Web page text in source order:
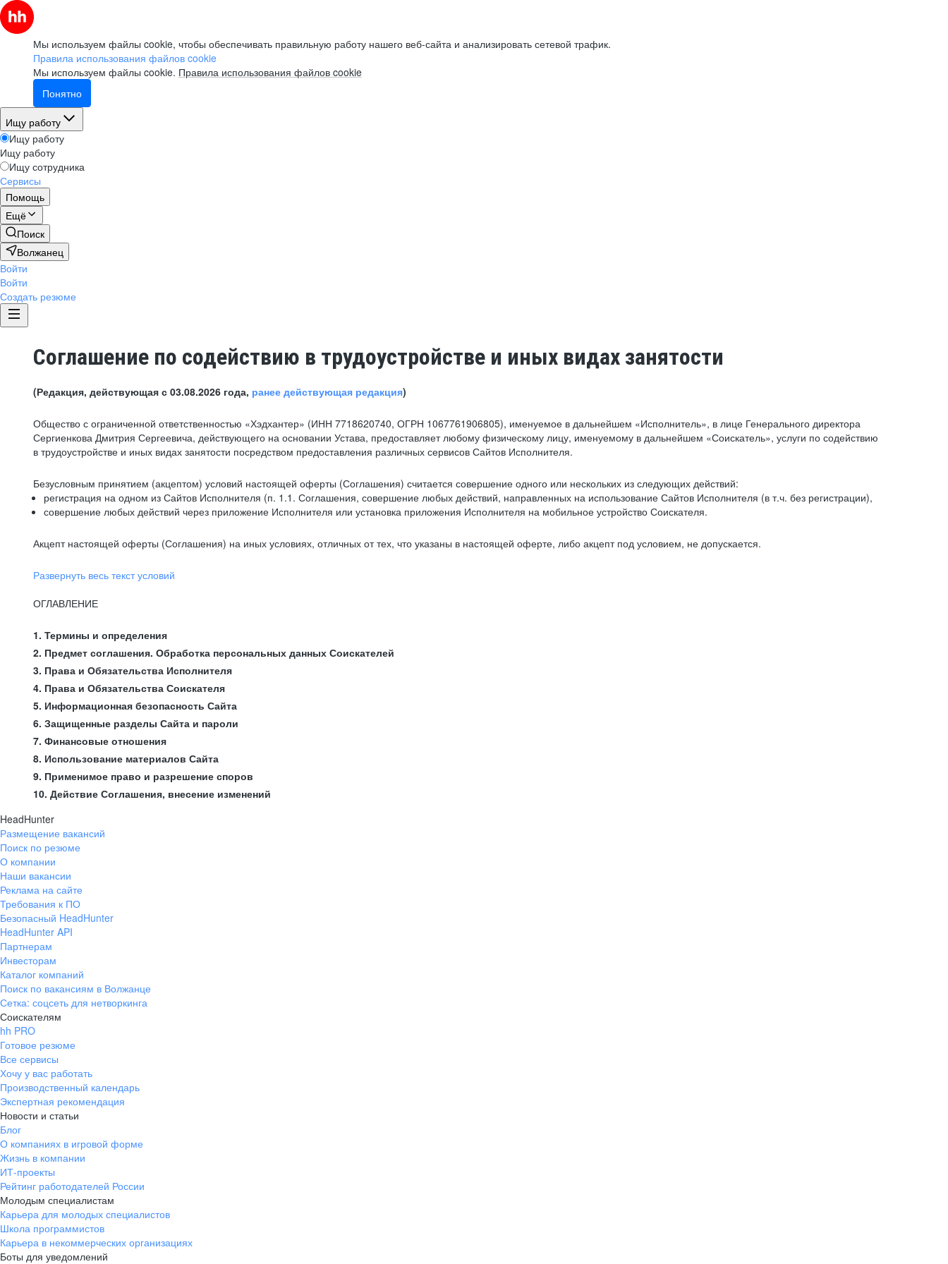
Мы используем файлы cookie, чтобы обеспечивать правильную работу нашего веб-сайта и анализировать сетевой трафик.
Правила использования файлов cookie
Мы используем файлы cookie. Правила использования файлов cookie
Понятно
Ищу работу
Ищу работу
Ищу работу
Ищу сотрудника
Сервисы
Помощь
Ещё
Поиск
Волжанец
Войти
Войти
Создать резюме
Соглашение по содействию в трудоустройстве и иных видах занятости
(Редакция, действующая с 03.08.2026 года, ранее действующая редакция)
Общество с ограниченной ответственностью «Хэдхантер» (ИНН 7718620740, ОГРН 1067761906805), именуемое в дальнейшем «Исполнитель», в лице Генерального директора
Сергиенкова Дмитрия Сергеевича, действующего на основании Устава, предоставляет любому физическому лицу, именуемому в дальнейшем «Соискатель», услуги по содействию
в трудоустройстве и иных видах занятости посредством предоставления различных сервисов Сайтов Исполнителя.
Безусловным принятием (акцептом) условий настоящей оферты (Соглашения) считается совершение одного или нескольких из следующих действий:
регистрация на одном из Сайтов Исполнителя (п. 1.1. Соглашения, совершение любых действий, направленных на использование Сайтов Исполнителя (в т.ч. без регистрации),
совершение любых действий через приложение Исполнителя или установка приложения Исполнителя на мобильное устройство Соискателя.
Акцепт настоящей оферты (Соглашения) на иных условиях, отличных от тех, что указаны в настоящей оферте, либо акцепт под условием, не допускается.
Развернуть весь текст условий
ОГЛАВЛЕНИЕ
1. Термины и определения
2. Предмет соглашения. Обработка персональных данных Соискателей
3. Права и Обязательства Исполнителя
4. Права и Обязательства Соискателя
5. Информационная безопасность Сайта
6. Защищенные разделы Сайта и пароли
7. Финансовые отношения
8. Использование материалов Сайта
9. Применимое право и разрешение споров
10. Действие Соглашения, внесение изменений
HeadHunter
Размещение вакансий
Поиск по резюме
О компании
Наши вакансии
Реклама на сайте
Требования к ПО
Безопасный HeadHunter
HeadHunter API
Партнерам
Инвесторам
Каталог компаний
Поиск по вакансиям в Волжанце
Сетка: соцсеть для нетворкинга
Соискателям
hh PRO
Готовое резюме
Все сервисы
Хочу у вас работать
Производственный календарь
Экспертная рекомендация
Новости и статьи
Блог
О компаниях в игровой форме
Жизнь в компании
ИТ-проекты
Рейтинг работодателей России
Молодым специалистам
Карьера для молодых специалистов
Школа программистов
Карьера в некоммерческих организациях
Боты для уведомлений